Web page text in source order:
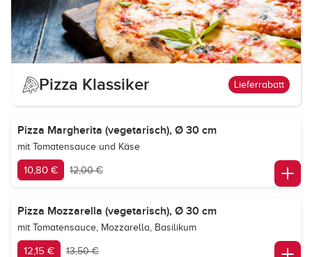
Pizza Klassiker Lieferrabatt
Pizza Margherita (vegetarisch), Ø 30 cm
mit Tomatensauce und Käse
10,80 € 12,00 €
Pizza Mozzarella (vegetarisch), Ø 30 cm
mit Tomatensauce, Mozzarella, Basilikum
12,15 € 13,50 €